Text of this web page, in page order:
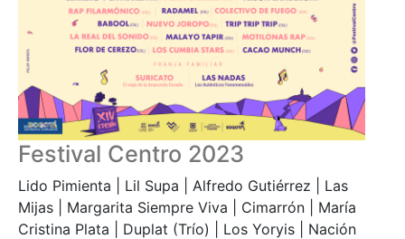
Festival Centro 2023
Lido Pimienta | Lil Supa | Alfredo Gutiérrez | Las
Mijas | Margarita Siempre Viva | Cimarrón | María
Cristina Plata | Duplat (Trío) | Los Yoryis | Nación